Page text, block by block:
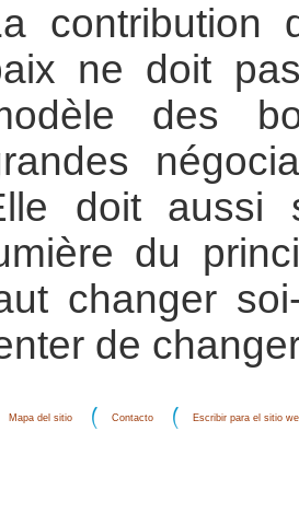
contribution
ne doit
des
doit aussi
du
changer
de
Mapa del sitio Contacto Escribir para el sitio